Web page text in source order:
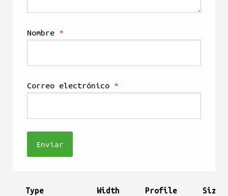
Nombre *
Correo electrónico *
Type Width Profile Size